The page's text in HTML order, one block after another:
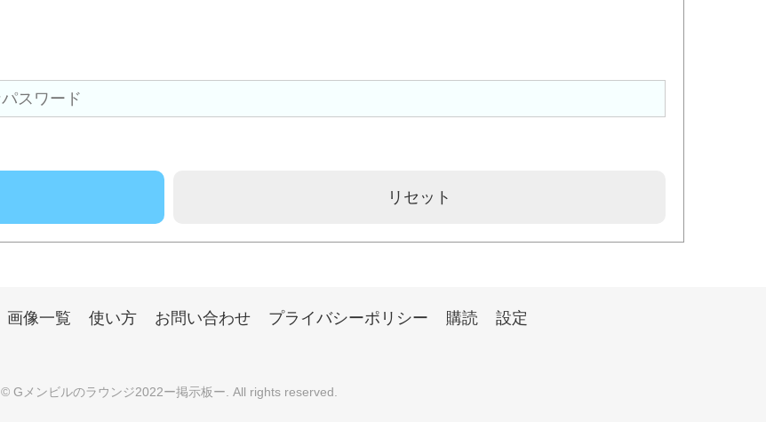
画像一覧 使い方 お問い合わせ プライバシーポリシー 購読 設定
© Gメンビルのラウンジ2022ー掲示板ー . All rights reserved.